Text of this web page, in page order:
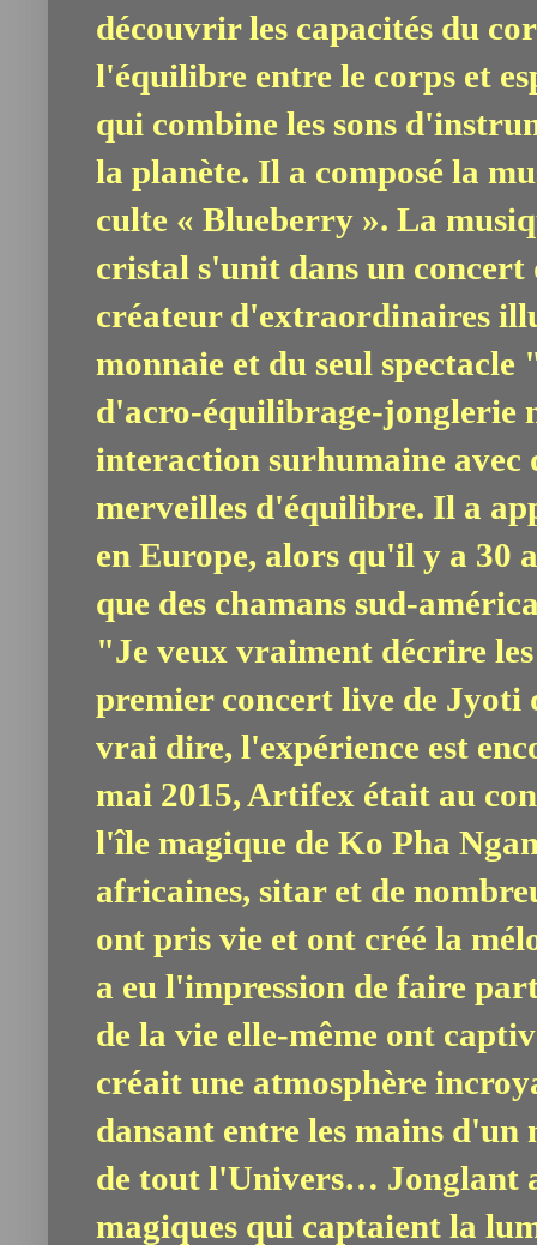
découvrir les capacités du
l'équilibre entre le corps et
qui combine les sons
la planète. Il a composé la
culte « Blueberry ». La
cristal s'unit dans un concert
créateur d'extraordinaires
monnaie et du seul
d'acro-équilibrage-jonglerie
interaction surhumaine avec
merveilles d'équilibre. Il a
en Europe, alors qu'il y a 30
que des chamans sud-
"Je veux vraiment décrire
premier concert live de Jyoti
vrai dire, l'expérience est
mai 2015, Artifex était au
l'île magique de Ko Pha
africaines, sitar et de
ont pris vie et ont créé la
a eu l'impression de faire
de la vie elle-même ont
créait une atmosphère
dansant entre les mains
de tout l'Univers… Jonglant
magiques qui captaient la